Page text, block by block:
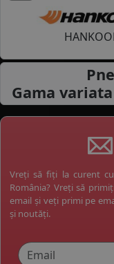
Gama
Vreți să fiți la curent
România? Vreți să
email și veți primi pe
și noutăți.